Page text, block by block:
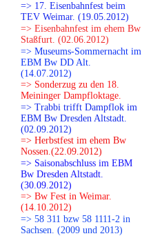
=> 17. Eisenbahnfest beim
TEV Weimar. (19.05.2012)
=> Eisenbahnfest im ehem Bw
Staßfurt. (02.06.2012)
=> Museums-Sommernacht im
EBM Bw DD Alt.
(14.07.2012)
=> Sonderzug zu den 18.
Meininger Dampfloktage.
=> Trabbi trifft Dampflok im
EBM Bw Dresden Altstadt.
(02.09.2012)
=> Herbstfest im ehem Bw
Nossen.(22.09.2012)
=> Saisonabschluss im EBM
Bw Dresden Altstadt.
(30.09.2012)
=> Bw Fest in Weimar.
(14.10.2012)
=> 58 311 bzw 58 1111-2 in
Sachsen. (2009 und 2013)